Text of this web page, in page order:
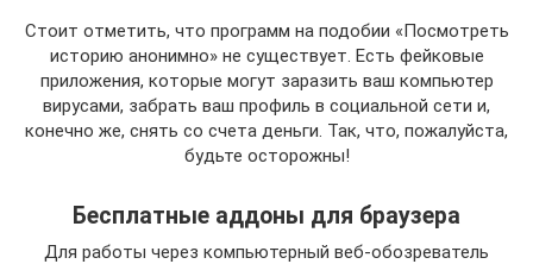
Стоит отметить, что программ на подобии «Посмотреть
историю анонимно» не существует. Есть фейковые
приложения, которые могут заразить ваш компьютер
вирусами, забрать ваш профиль в социальной сети и,
конечно же, снять со счета деньги. Так, что, пожалуйста,
будьте осторожны!
Бесплатные аддоны для браузера
Для работы через компьютерный веб-обозреватель